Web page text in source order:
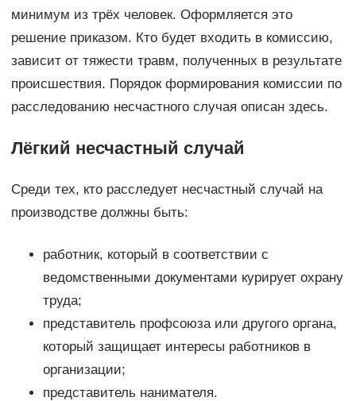
минимум из трёх человек. Оформляется это
решение приказом. Кто будет входить в комиссию,
зависит от тяжести травм, полученных в результате
происшествия. Порядок формирования комиссии по
расследованию несчастного случая описан здесь.
Лёгкий несчастный случай
Среди тех, кто расследует несчастный случай на
производстве должны быть:
работник, который в соответствии с
ведомственными документами курирует охрану
труда;
представитель профсоюза или другого органа,
который защищает интересы работников в
организации;
представитель нанимателя.